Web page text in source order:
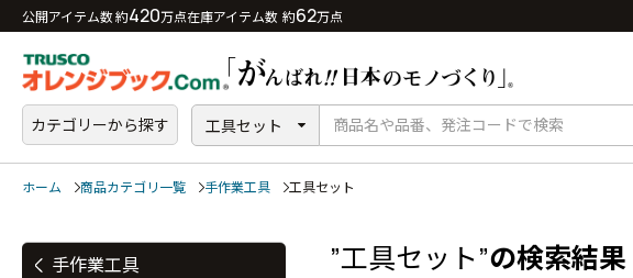
公開アイテム数 約420万点在庫アイテム数 約62万点
カテゴリーから探す 工具セット
ホーム 商品カテゴリ一覧 手作業工具 工具セット
”工具セット”の検索結果
手作業工具